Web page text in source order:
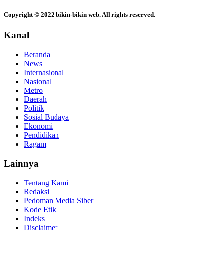
Copyright © 2022 bikin-bikin web. All rights reserved.
Kanal
Beranda
News
Internasional
Nasional
Metro
Daerah
Politik
Sosial Budaya
Ekonomi
Pendidikan
Ragam
Lainnya
Tentang Kami
Redaksi
Pedoman Media Siber
Kode Etik
Indeks
Disclaimer